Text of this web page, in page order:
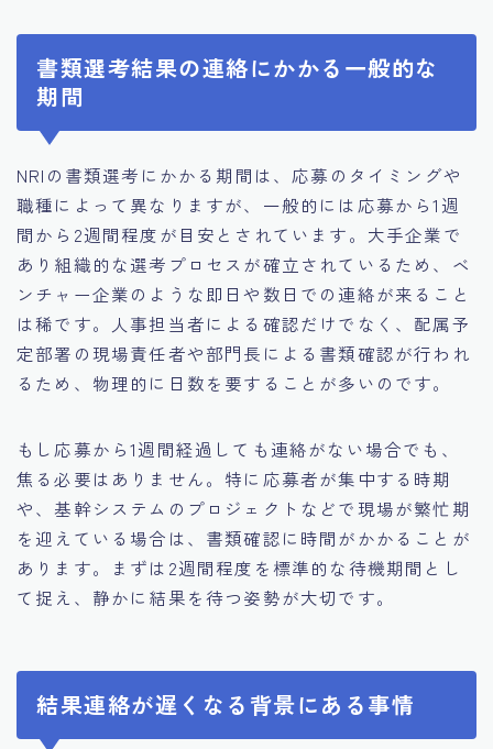
書類選考結果の連絡にかかる一般的な
期間
NRIの書類選考にかかる期間は、応募のタイミングや
職種によって異なりますが、一般的には応募から1週
間から2週間程度が目安とされています。大手企業で
あり組織的な選考プロセスが確立されているため、ベ
ンチャー企業のような即日や数日での連絡が来ること
は稀です。人事担当者による確認だけでなく、配属予
定部署の現場責任者や部門長による書類確認が行われ
るため、物理的に日数を要することが多いのです。
もし応募から1週間経過しても連絡がない場合でも、
焦る必要はありません。特に応募者が集中する時期
や、基幹システムのプロジェクトなどで現場が繁忙期
を迎えている場合は、書類確認に時間がかかることが
あります。まずは2週間程度を標準的な待機期間とし
て捉え、静かに結果を待つ姿勢が大切です。
結果連絡が遅くなる背景にある事情